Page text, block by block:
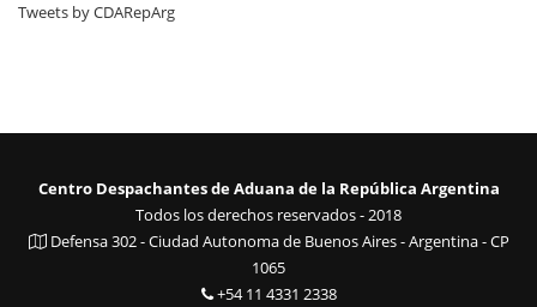
Tweets by CDARepArg
Centro Despachantes de Aduana de la República Argentina
Todos los derechos reservados - 2018
Defensa 302 - Ciudad Autonoma de Buenos Aires - Argentina - CP
1065
+54 11 4331 2338